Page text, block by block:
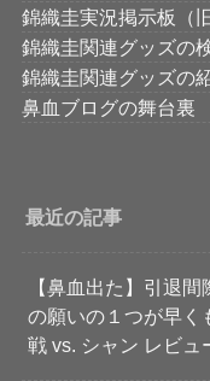
錦織圭実況掲示板（旧
錦織圭関連グッズの
錦織圭関連グッズの
鼻血ブログの舞台裏
最近の記事
【鼻血出た】引退
の願いの１つが早く
戦 vs. シャン レビュ